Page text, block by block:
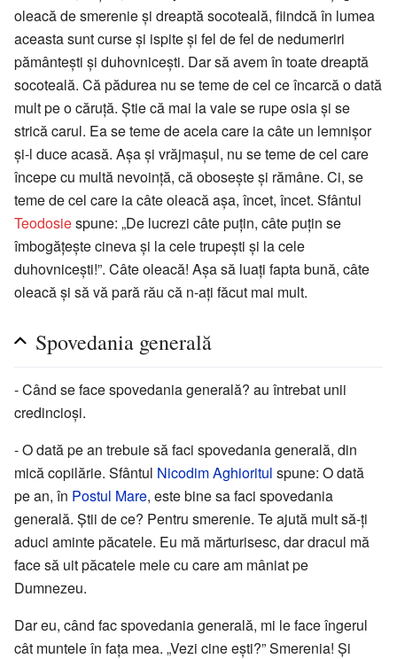
oleacă de smerenie și dreaptă socoteală, fiindcă în lumea
aceasta sunt curse și ispite și fel de fel de nedumeriri
pământești și duhovnicești. Dar să avem în toate dreaptă
socoteală. Că pădurea nu se teme de cel ce încarcă o dată
mult pe o căruță. Știe că mai la vale se rupe osia și se
strică carul. Ea se teme de acela care ia câte un lemnișor
și-l duce acasă. Așa și vrăjmașul, nu se teme de cel care
începe cu multă nevoință, că obosește și rămâne. Ci, se
teme de cel care ia câte oleacă așa, încet, încet. Sfântul
Teodosiespune: „De lucrezi câte puțin, câte puțin se
îmbogățește cineva și la cele trupești și la cele
duhovnicești!”. Câte oleacă! Așa să luați fapta bună, câte
oleacă și să vă pară rău că n-ați făcut mai mult.
Spovedania generală
- Când se face spovedania generală? au întrebat unii
credincioși.
- O dată pe an trebuie să faci spovedania generală, din
mică copilărie. Sfântul Nicodim Aghioritul spune: O dată
pe an, în Postul Mare, este bine sa faci spovedania
generală. Știi de ce? Pentru smerenie. Te ajută mult să-ți
aduci aminte păcatele. Eu mă mărturisesc, dar dracul mă
face să uit păcatele mele cu care am mâniat pe
Dumnezeu.
Dar eu, când fac spovedania generală, mi le face îngerul
cât muntele în fața mea. „Vezi cine ești?” Smerenia! Și